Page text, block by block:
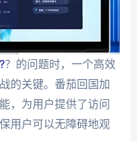
？的问题时，一个高效
的关键。番茄回国加
，为用户提供了访问
用户可以无障碍地观